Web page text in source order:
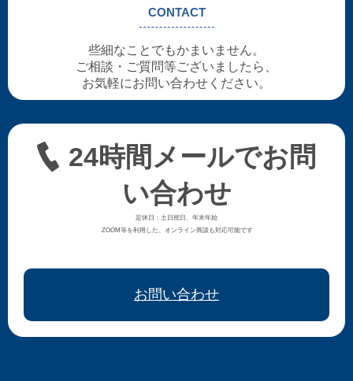
CONTACT
些細なことでもかまいません。
ご相談・ご質問等ございましたら、
お気軽にお問い合わせください。
24時間メールでお問
い合わせ
定休日：土日祝日、年末年始
ZOOM等を利用した、オンライン商談も対応可能です
お問い合わせ